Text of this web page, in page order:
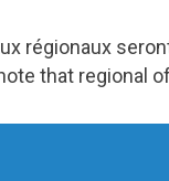
régionaux
that regional